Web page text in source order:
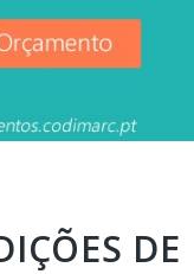
DE